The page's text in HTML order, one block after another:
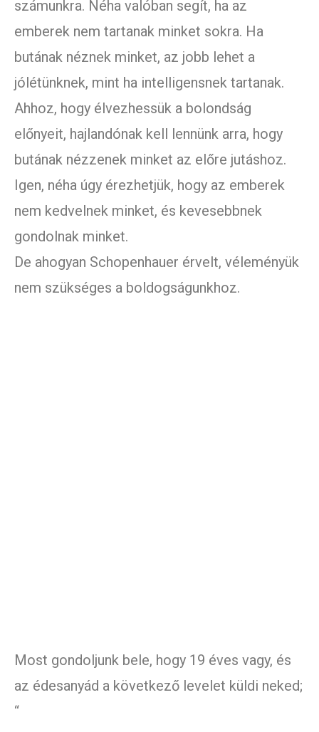
számunkra. Néha valóban segít, ha az
emberek nem tartanak minket sokra. Ha
butának néznek minket, az jobb lehet a
jólétünknek, mint ha intelligensnek tartanak.
Ahhoz, hogy élvezhessük a bolondság
előnyeit, hajlandónak kell lennünk arra, hogy
butának nézzenek minket az előre jutáshoz.
Igen, néha úgy érezhetjük, hogy az emberek
nem kedvelnek minket, és kevesebbnek
gondolnak minket.
De ahogyan Schopenhauer érvelt, véleményük
nem szükséges a boldogságunkhoz.
Most gondoljunk bele, hogy 19 éves vagy, és
az édesanyád a következő levelet küldi neked;
“